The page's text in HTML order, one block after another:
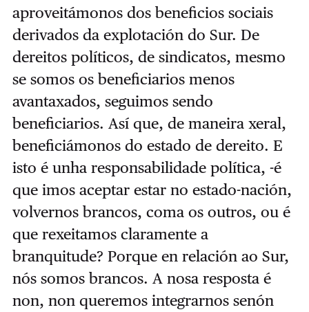
aproveitámonos dos beneficios sociais
derivados da explotación do Sur. De
dereitos políticos, de sindicatos, mesmo
se somos os beneficiarios menos
avantaxados, seguimos sendo
beneficiarios. Así que, de maneira xeral,
beneficiámonos do estado de dereito. E
isto é unha responsabilidade política, -é
que imos aceptar estar no estado-nación,
volvernos brancos, coma os outros, ou é
que rexeitamos claramente a
branquitude? Porque en relación ao Sur,
nós somos brancos. A nosa resposta é
non, non queremos integrarnos senón